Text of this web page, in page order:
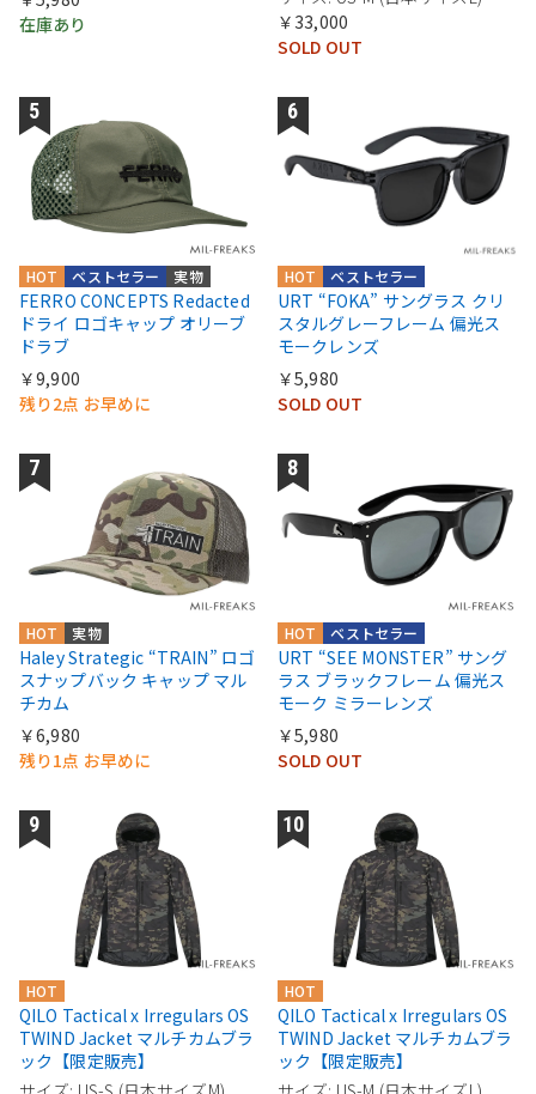
在庫あり
￥33,000
SOLD OUT
実物
ベストセラー
HOT
FERRO CONCEPTS Redacted
ドライ ロゴキャップ オリーブ
ドラブ
￥9,900
残り2点 お早めに
ベストセラー
HOT
URT “FOKA” サングラス クリ
スタルグレーフレーム 偏光ス
モークレンズ
￥5,980
SOLD OUT
実物
HOT
Haley Strategic “TRAIN” ロゴ
スナップバック キャップ マル
チカム
￥6,980
残り1点 お早めに
ベストセラー
HOT
URT “SEE MONSTER” サング
ラス ブラックフレーム 偏光ス
モーク ミラーレンズ
￥5,980
SOLD OUT
HOT
QILO Tactical x Irregulars OS
TWIND Jacket マルチカムブラ
ック【限定販売】
HOT
QILO Tactical x Irregulars OS
TWIND Jacket マルチカムブラ
ック【限定販売】